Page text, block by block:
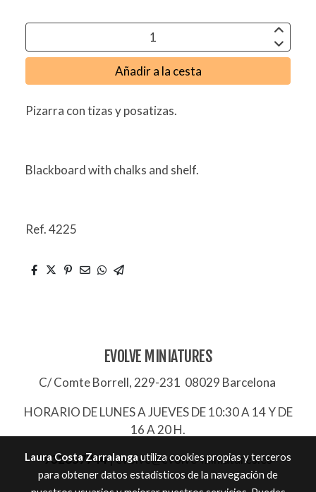
Añadir a la cesta
Pizarra con tizas y posatizas.
Blackboard with chalks and shelf.
Ref. 4225
EVOLVE MINIATURES
C/ Comte Borrell, 229-231 08029 Barcelona
HORARIO DE LUNES A JUEVES DE 10:30 A 14 Y DE
16 A 20 H.
932657744|evolve@evolve-miniatures.es
Laura Costa Zarralanga utiliza cookies propias y terceros
para obtener datos estadísticos de la navegación de